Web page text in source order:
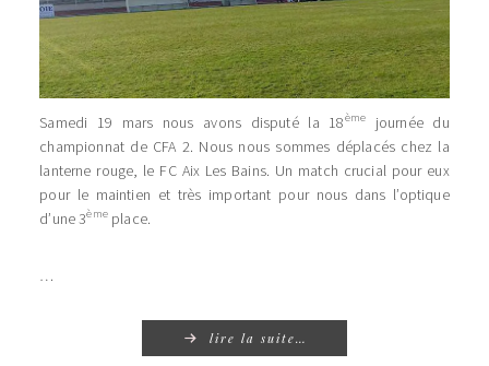
Samedi 19 mars nous avons disputé la 18ème
journée du
championnat de CFA 2. Nous nous sommes déplacés chez la
lanterne rouge, le FC Aix Les Bains. Un match crucial pour eux
pour le maintien et très important pour nous dans l’optique
d’une 3èmeplace.
…
lire la suite…